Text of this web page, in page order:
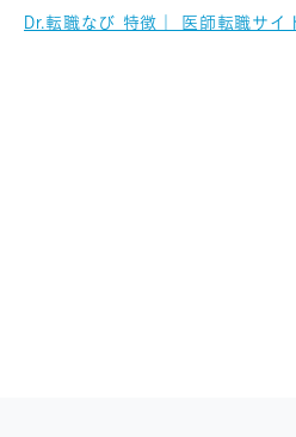
DR.アルなび
Dr.転職なび 特徴｜ 医師転職サイ